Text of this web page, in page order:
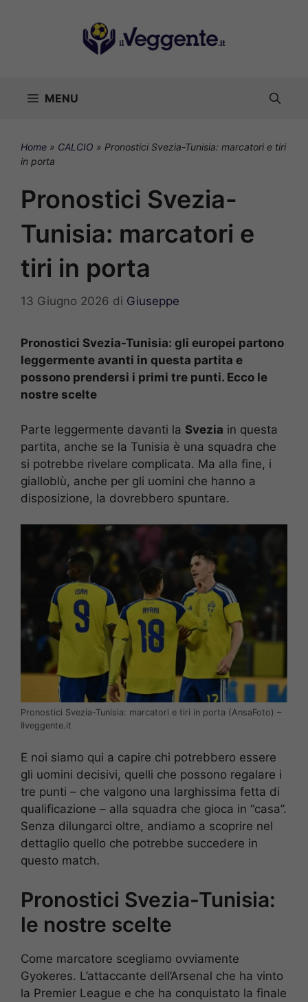
MENU
Home » CALCIO » Pronostici Svezia-Tunisia: marcatori e tiri
in porta
Pronostici Svezia-
Tunisia: marcatori e
tiri in porta
13 Giugno 2026 di Giuseppe
Pronostici Svezia-Tunisia: gli europei partono
leggermente avanti in questa partita e
possono prendersi i primi tre punti. Ecco le
nostre scelte
Parte leggermente davanti la Svezia in questa
partita, anche se la Tunisia è una squadra che
si potrebbe rivelare complicata. Ma alla fine, i
gialloblù, anche per gli uomini che hanno a
disposizione, la dovrebbero spuntare.
Pronostici Svezia-Tunisia: marcatori e tiri in porta (AnsaFoto) –
Ilveggente.it
E noi siamo qui a capire chi potrebbero essere
gli uomini decisivi, quelli che possono regalare i
tre punti – che valgono una larghissima fetta di
qualificazione – alla squadra che gioca in “casa”.
Senza dilungarci oltre, andiamo a scoprire nel
dettaglio quello che potrebbe succedere in
questo match.
Pronostici Svezia-Tunisia:
le nostre scelte
Come marcatore scegliamo ovviamente
Gyokeres. L’attaccante dell’Arsenal che ha vinto
la Premier League e che ha conquistato la finale